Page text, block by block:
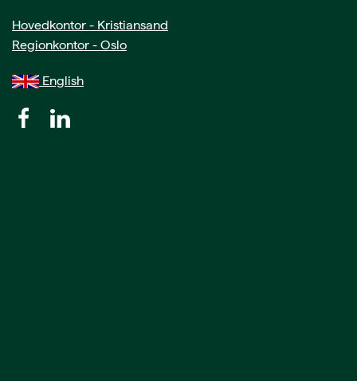
Hovedkontor - Kristiansand
Regionkontor - Oslo
English